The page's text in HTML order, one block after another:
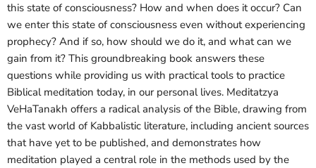
this state of consciousness? How and when does it occur? Can
we enter this state of consciousness even without experiencing
prophecy? And if so, how should we do it, and what can we
gain from it? This groundbreaking book answers these
questions while providing us with practical tools to practice
Biblical meditation today, in our personal lives. Meditatzya
VeHaTanakh offers a radical analysis of the Bible, drawing from
the vast world of Kabbalistic literature, including ancient sources
that have yet to be published, and demonstrates how
meditation played a central role in the methods used by the